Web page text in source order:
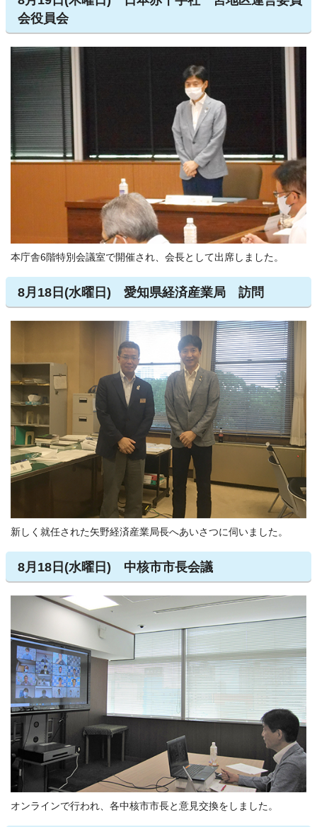
会役員会
本庁舎6階特別会議室で開催され、会長として出席しました。
8月18日(水曜日) 愛知県経済産業局 訪問
新しく就任された矢野経済産業局長へあいさつに伺いました。
8月18日(水曜日) 中核市市長会議
オンラインで行われ、各中核市市長と意見交換をしました。